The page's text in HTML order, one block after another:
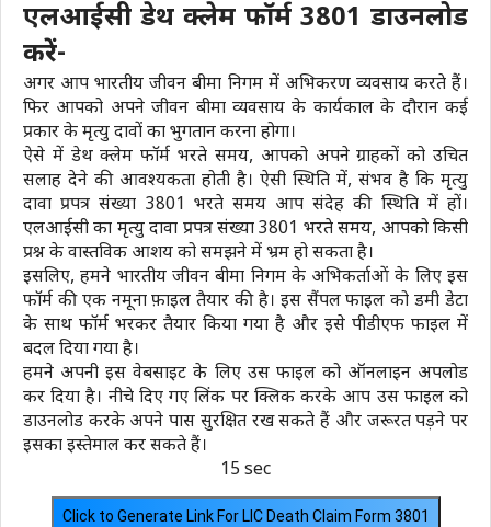
एलआईसी डेथ क्लेम फॉर्म 3801 डाउनलोड
करें-
अगर आप भारतीय जीवन बीमा निगम में अभिकरण व्यवसाय करते हैं।
फिर आपको अपने जीवन बीमा व्यवसाय के कार्यकाल के दौरान कई
प्रकार के मृत्यु दावों का भुगतान करना होगा।
ऐसे में डेथ क्लेम फॉर्म भरते समय, आपको अपने ग्राहकों को उचित
सलाह देने की आवश्यकता होती है। ऐसी स्थिति में, संभव है कि मृत्यु
दावा प्रपत्र संख्या 3801 भरते समय आप संदेह की स्थिति में हों।
एलआईसी का मृत्यु दावा प्रपत्र संख्या 3801 भरते समय, आपको किसी
प्रश्न के वास्तविक आशय को समझने में भ्रम हो सकता है।
इसलिए, हमने भारतीय जीवन बीमा निगम के अभिकर्ताओं के लिए इस
फॉर्म की एक नमूना फ़ाइल तैयार की है। इस सैंपल फाइल को डमी डेटा
के साथ फॉर्म भरकर तैयार किया गया है और इसे पीडीएफ फाइल में
बदल दिया गया है।
हमने अपनी इस वेबसाइट के लिए उस फाइल को ऑनलाइन अपलोड
कर दिया है। नीचे दिए गए लिंक पर क्लिक करके आप उस फाइल को
डाउनलोड करके अपने पास सुरक्षित रख सकते हैं और जरूरत पड़ने पर
इसका इस्तेमाल कर सकते हैं।
15 sec
Click to Generate Link For LIC Death Claim Form 3801